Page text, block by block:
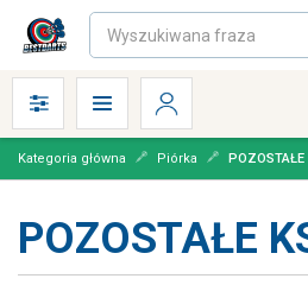
Kategoria główna Piórka
POZOSTAŁE